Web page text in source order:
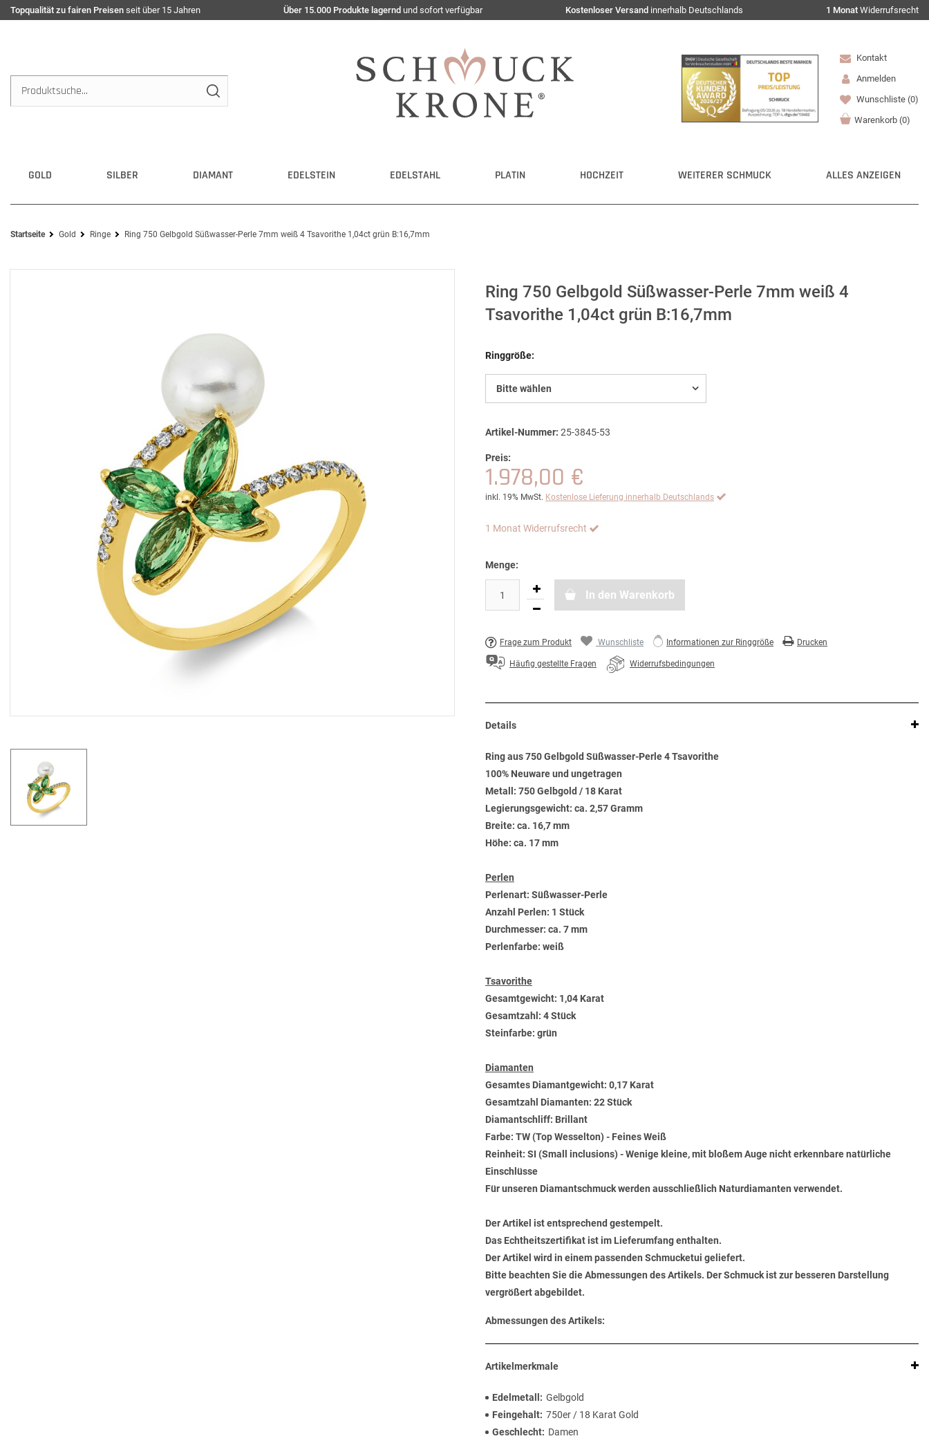
Topqualität zu fairen Preisen seit über 15 Jahren Über 15.000 Produkte lagernd und sofort verfügbar Kostenloser Versand innerhalb Deutschlands 1 Monat Widerrufsrecht
Kontakt
Anmelden
Wunschliste (0)
Warenkorb (0)
GOLD SILBER DIAMANT EDELSTEIN EDELSTAHL PLATIN HOCHZEIT WEITERER SCHMUCK ALLES ANZEIGEN
Startseite Gold Ringe Ring 750 Gelbgold Süßwasser-Perle 7mm weiß 4 Tsavorithe 1,04ct grün B:16,7mm
Ring 750 Gelbgold Süßwasser-Perle 7mm weiß 4
Tsavorithe 1,04ct grün B:16,7mm
Ringgröße:
Bitte wählen
Artikel-Nummer: 25-3845-53
Preis:
1.978,00 €
inkl. 19% MwSt. Kostenlose Lieferung innerhalb Deutschlands
1 Monat Widerrufsrecht
Menge:
In den Warenkorb
Frage zum Produkt Wunschliste Informationen zur Ringgröße Drucken
Häufig gestellte Fragen Widerrufsbedingungen
Details
Ring aus 750 Gelbgold Süßwasser-Perle 4 Tsavorithe
100% Neuware und ungetragen
Metall: 750 Gelbgold / 18 Karat
Legierungsgewicht: ca. 2,57 Gramm
Breite: ca. 16,7 mm
Höhe: ca. 17 mm
Perlen
Perlenart: Süßwasser-Perle
Anzahl Perlen: 1 Stück
Durchmesser: ca. 7 mm
Perlenfarbe: weiß
Tsavorithe
Gesamtgewicht: 1,04 Karat
Gesamtzahl: 4 Stück
Steinfarbe: grün
Diamanten
Gesamtes Diamantgewicht: 0,17 Karat
Gesamtzahl Diamanten: 22 Stück
Diamantschliff: Brillant
Farbe: TW (Top Wesselton) - Feines Weiß
Reinheit: SI (Small inclusions) - Wenige kleine, mit bloßem Auge nicht erkennbare natürliche
Einschlüsse
Für unseren Diamantschmuck werden ausschließlich Naturdiamanten verwendet.
Der Artikel ist entsprechend gestempelt.
Das Echtheitszertifikat ist im Lieferumfang enthalten.
Der Artikel wird in einem passenden Schmucketui geliefert.
Bitte beachten Sie die Abmessungen des Artikels. Der Schmuck ist zur besseren Darstellung
vergrößert abgebildet.
Abmessungen des Artikels:
Artikelmerkmale
Edelmetall
Gelbgold
Feingehalt 750er / 18 Karat Gold
Geschlecht
Damen